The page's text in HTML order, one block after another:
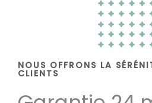
NOUS OFFRONS LA
CLIENTS